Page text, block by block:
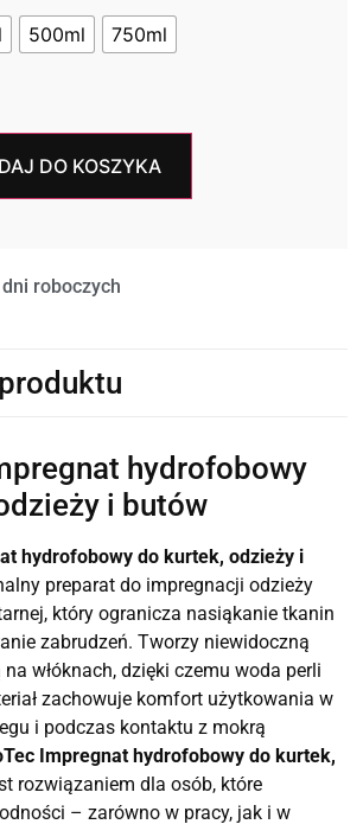
500ml 750ml
DO KOSZYKA
roboczych
hydrofobowy
i butów
hydrofobowy do kurtek, odzieży i
preparat do impregnacji odzieży
który ogranicza nasiąkanie tkanin
zabrudzeń. Tworzy niewidoczną
włóknach, dzięki czemu woda perli
zachowuje komfort użytkowania w
i podczas kontaktu z mokrą
Impregnat hydrofobowy do kurtek,
rozwiązaniem dla osób, które
– zarówno w pracy, jak i w